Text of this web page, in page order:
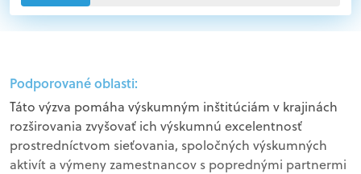
Podporované oblasti:
Táto výzva pomáha výskumným inštitúciám v krajinách
rozširovania zvyšovať ich výskumnú excelentnosť
prostredníctvom sieťovania, spoločných výskumných
aktivít a výmeny zamestnancov s poprednými partnermi